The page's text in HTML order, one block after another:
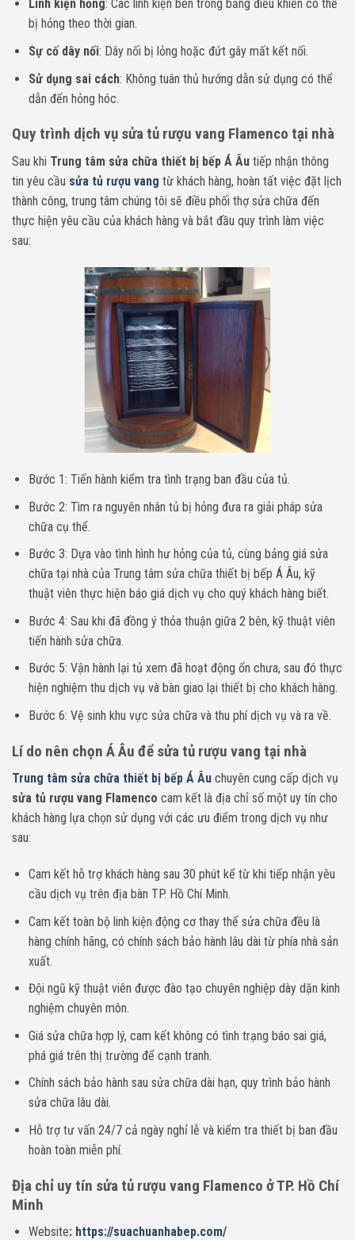
Linh kiện hỏng: Các linh kiện bên trong bảng điều khiển có thể
bị hỏng theo thời gian.
Sự cố dây nối: Dây nối bị lỏng hoặc đứt gây mất kết nối.
Sử dụng sai cách: Không tuân thủ hướng dẫn sử dụng có thể
dẫn đến hỏng hóc.
Quy trình dịch vụ sửa tủ rượu vang Flamenco tại nhà
Sau khi Trung tâm sửa chữa thiết bị bếp Á Âu tiếp nhận thông
tin yêu cầu sửa tủ rượu vang từ khách hàng, hoàn tất việc đặt lịch
thành công, trung tâm chúng tôi sẽ điều phối thợ sửa chữa đến
thực hiện yêu cầu của khách hàng và bắt đầu quy trình làm việc
sau:
Bước 1: Tiến hành kiểm tra tình trạng ban đầu của tủ.
Bước 2: Tìm ra nguyên nhân tủ bị hỏng đưa ra giải pháp sửa
chữa cụ thể.
Bước 3: Dựa vào tình hình hư hỏng của tủ, cùng bảng giá sửa
chữa tại nhà của Trung tâm sửa chữa thiết bị bếp Á Âu, kỹ
thuật viên thực hiện báo giá dịch vụ cho quý khách hàng biết.
Bước 4: Sau khi đã đồng ý thỏa thuận giữa 2 bên, kỹ thuật viên
tiến hành sửa chữa.
Bước 5: Vận hành lại tủ xem đã hoạt động ổn chưa, sau đó thực
hiện nghiệm thu dịch vụ và bàn giao lại thiết bị cho khách hàng.
Bước 6: Vệ sinh khu vực sửa chữa và thu phí dịch vụ và ra về.
Lí do nên chọn Á Âu để sửa tủ rượu vang tại nhà
Trung tâm sửa chữa thiết bị bếp Á Âu chuyên cung cấp dịch vụ
sửa tủ rượu vang Flamenco cam kết là địa chỉ số một uy tín cho
khách hàng lựa chọn sử dụng với các ưu điểm trong dịch vụ như
sau:
Cam kết hỗ trợ khách hàng sau 30 phút kể từ khi tiếp nhận yêu
cầu dịch vụ trên địa bàn TP. Hồ Chí Minh.
Cam kết toàn bộ linh kiện động cơ thay thế sửa chữa đều là
hàng chính hãng, có chính sách bảo hành lâu dài từ phía nhà sản
xuất.
Đội ngũ kỹ thuật viên được đào tạo chuyên nghiệp dày dặn kinh
nghiệm chuyên môn.
Giá sửa chữa hợp lý, cam kết không có tình trạng báo sai giá,
phá giá trên thị trường để cạnh tranh.
Chính sách bảo hành sau sửa chữa dài hạn, quy trình bảo hành
sửa chữa lâu dài.
Hỗ trợ tư vấn 24/7 cả ngày nghỉ lễ và kiểm tra thiết bị ban đầu
hoàn toàn miễn phí.
Địa chỉ uy tín sửa tủ rượu vang Flamenco ở TP. Hồ Chí
Minh
Website: https://suachuanhabep.com/